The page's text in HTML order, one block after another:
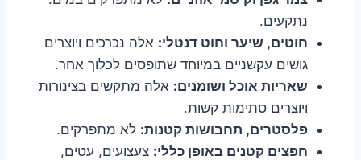
נתקעים.
חוטים, שיער וחוט דנטלי: אלה נכרכים ויוצרים
גושים עקשניים במיוחד שתופסים לכלוך אחר.
שאריות אוכל ושומנים: אלה מתקשים בצינורות
ויוצרים סתימות קשות.
פלסטרים, תחבושות קטנות: לא מתפרקים.
חפצים קטנים באופן כללי: צעצועים, עטים,